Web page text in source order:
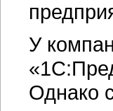
У
Однако